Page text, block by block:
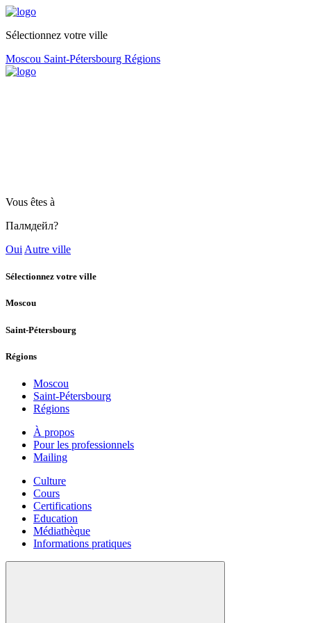
Sélectionnez votre ville
Moscou Saint-Pétersbourg Régions
Vous êtes à
Палмдейл?
Oui Autre ville
Sélectionnez votre ville
Moscou
Saint-Pétersbourg
Régions
Moscou
Saint-Pétersbourg
Régions
À propos
Pour les professionnels
Mailing
Culture
Cours
Certifications
Education
Médiathèque
Informations pratiques